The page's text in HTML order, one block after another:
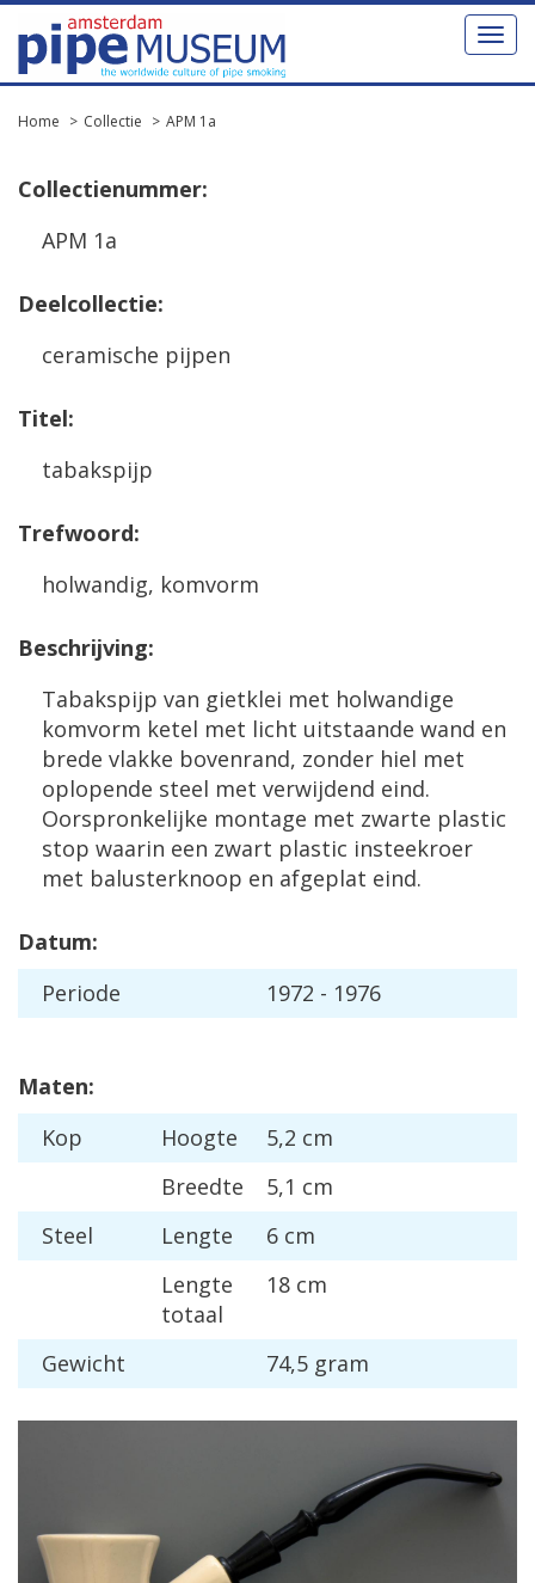
Toggle
Home Collectie APM 1a
Collectienummer:
APM 1a
Deelcollectie:
ceramische pijpen
Titel:
tabakspijp
Trefwoord:
holwandig, komvorm
Beschrijving:
Tabakspijp van gietklei met holwandige
komvorm ketel met licht uitstaande wand en
brede vlakke bovenrand, zonder hiel met
oplopende steel met verwijdend eind.
Oorspronkelijke montage met zwarte plastic
stop waarin een zwart plastic insteekroer
met balusterknoop en afgeplat eind.
Datum:
Periode
1972 - 1976
Maten:
Kop
Hoogte
5,2 cm
Breedte
5,1 cm
Steel
Lengte
6 cm
Lengte
totaal
18 cm
Gewicht 74,5 gram